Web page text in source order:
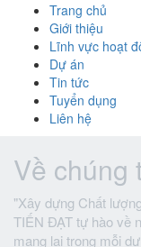
Trang chủ
Giới thiệu
Lĩnh vực hoạt
Dự án
Tin tức
Tuyển dụng
Liên hệ
Về chúng
"Xây dựng Chất
TIẾN ĐẠT tự hào về
mang lại trong mỗi